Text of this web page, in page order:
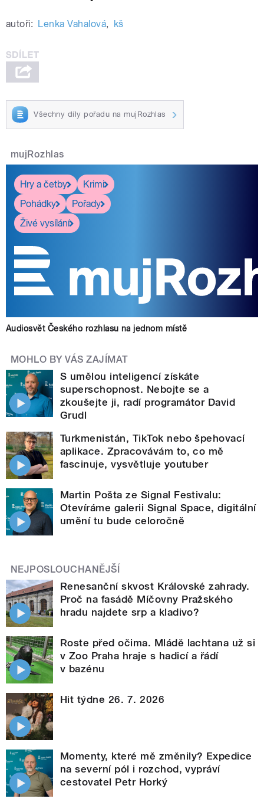
autoři: Lenka Vahalová, kš
Všechny díly pořadu na mujRozhlas
mujRozhlas
Hry a četby
Krimi
Pohádky
Pořady
Živé vysílání
Audiosvět Českého rozhlasu na jednom místě
MOHLO BY VÁS ZAJÍMAT
S umělou inteligencí získáte
superschopnost. Nebojte se a
zkoušejte ji, radí programátor David
Grudl
Turkmenistán, TikTok nebo špehovací
aplikace. Zpracovávám to, co mě
fascinuje, vysvětluje youtuber
Martin Pošta ze Signal Festivalu:
Otevíráme galerii Signal Space, digitální
umění tu bude celoročně
NEJPOSLOUCHANĚJŠÍ
Renesanční skvost Královské zahrady.
Proč na fasádě Míčovny Pražského
hradu najdete srp a kladivo?
Roste před očima. Mládě lachtana už si
v Zoo Praha hraje s hadicí a řádí
v bazénu
Hit týdne 26. 7. 2026
Momenty, které mě změnily? Expedice
na severní pól i rozchod, vypráví
cestovatel Petr Horký